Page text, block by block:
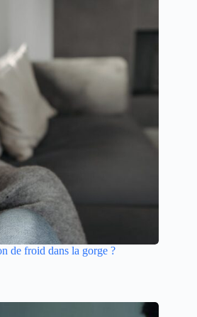
de froid dans la gorge ?